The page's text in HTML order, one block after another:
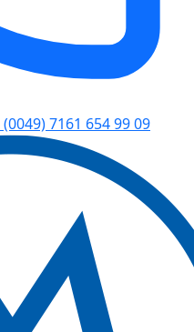
(0049) 7161 654 99 09